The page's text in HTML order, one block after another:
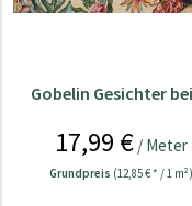
Gobelin Gesichter
17,99 €/ Meter
Grundpreis (12,85 € * / 1 m²)